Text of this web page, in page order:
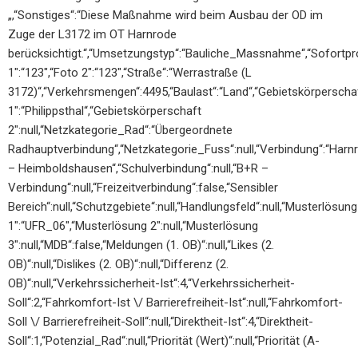
„,“Sonstiges“:“Diese Maßnahme wird beim Ausbau der OD im
Zuge der L3172 im OT Harnrode
1″:“123″,“Foto 2″:“123″,“Straße“:“Werrastraße (L
1″:“Philippsthal“,“Gebietskörperschaft
2″:null,“Netzkategorie_Rad“:“Übergeordnete
– Heimboldshausen“,“Schulverbindung“:null,“B+R –
Verbindung“:null,“Freizeitverbindung“:false,“Sensibler
Bereich“:null,“Schutzgebiete“:null,“Handlungsfeld“:null,“Musterlösung
1″:“UFR_06″,“Musterlösung 2″:null,“Musterlösung
3″:null,“MDB“:false,“Meldungen (1. OB)“:null,“Likes (2.
OB)“:null,“Dislikes (2. OB)“:null,“Differenz (2.
OB)“:null,“Verkehrssicherheit-Ist“:4,“Verkehrssicherheit-
Soll“:2,“Fahrkomfort-Ist \/ Barrierefreiheit-Ist“:null,“Fahrkomfort-
Soll \/ Barrierefreiheit-Soll“:null,“Direktheit-Ist“:4,“Direktheit-
Soll“:1,“Potenzial_Rad“:null,“Priorität (Wert)“:null,“Priorität (A-